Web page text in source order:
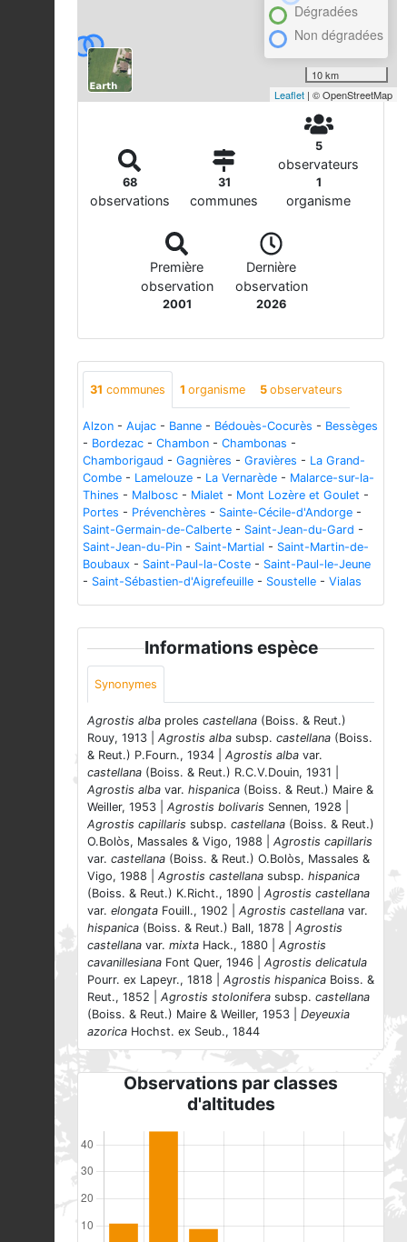
Dégradées
Non dégradées
10 km
Leaflet | © OpenStreetMap
68
observations
31
communes
5
observateurs
1
organisme
Première
observation
2001
Dernière
observation
2026
31 communes 1 organisme 5 observateurs
Alzon - Aujac - Banne - Bédouès-Cocurès - Bessèges
- Bordezac - Chambon - Chambonas -
Chamborigaud - Gagnières - Gravières - La Grand-
Combe - Lamelouze - La Vernarède - Malarce-sur-la-
Thines - Malbosc - Mialet - Mont Lozère et Goulet -
Portes - Prévenchères - Sainte-Cécile-d'Andorge -
Saint-Germain-de-Calberte - Saint-Jean-du-Gard -
Saint-Jean-du-Pin - Saint-Martial - Saint-Martin-de-
Boubaux - Saint-Paul-la-Coste - Saint-Paul-le-Jeune
- Saint-Sébastien-d'Aigrefeuille - Soustelle - Vialas
Informations espèce
Synonymes
Agrostis alba proles castellana (Boiss. & Reut.)
Rouy, 1913 | Agrostis alba subsp. castellana (Boiss.
& Reut.) P.Fourn., 1934 | Agrostis alba var.
castellana (Boiss. & Reut.) R.C.V.Douin, 1931 |
Agrostis alba var. hispanica (Boiss. & Reut.) Maire &
Weiller, 1953 | Agrostis bolivaris Sennen, 1928 |
Agrostis capillaris subsp. castellana (Boiss. & Reut.)
O.Bolòs, Massales & Vigo, 1988 | Agrostis capillaris
var. castellana (Boiss. & Reut.) O.Bolòs, Massales &
Vigo, 1988 | Agrostis castellana subsp. hispanica
(Boiss. & Reut.) K.Richt., 1890 | Agrostis castellana
var. elongata Fouill., 1902 | Agrostis castellana var.
hispanica (Boiss. & Reut.) Ball, 1878 | Agrostis
castellana var. mixta Hack., 1880 | Agrostis
cavanillesiana Font Quer, 1946 | Agrostis delicatula
Pourr. ex Lapeyr., 1818 | Agrostis hispanica Boiss. &
Reut., 1852 | Agrostis stolonifera subsp. castellana
(Boiss. & Reut.) Maire & Weiller, 1953 | Deyeuxia
azorica Hochst. ex Seub., 1844
Observations par classes
d'altitudes